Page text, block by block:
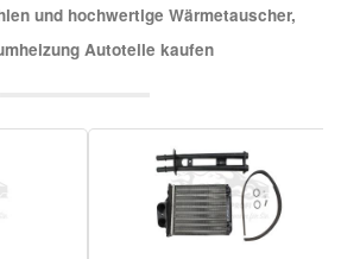
und hochwertige Wärmetauscher,
Autoteile kaufen